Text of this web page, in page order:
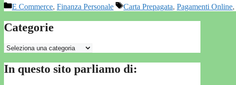
Categorie
E Commerce, Finanza Personale Tag
Carta Prepagata, Pagamenti Online,
Categorie
Categorie
In questo sito parliamo di: